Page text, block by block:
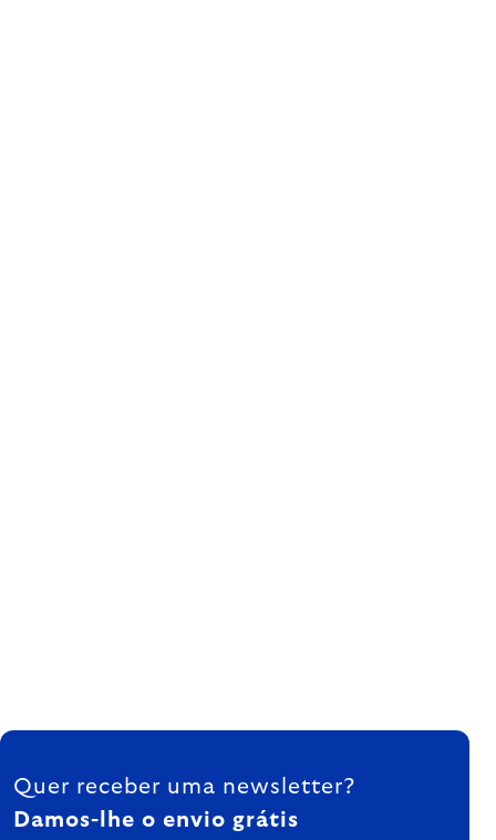
FOOTER
Quer receber uma newsletter?
Damos-lhe o envio grátis